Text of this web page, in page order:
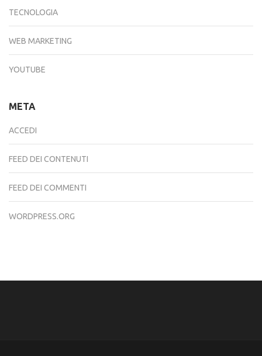
TECNOLOGIA
WEB MARKETING
YOUTUBE
META
ACCEDI
FEED DEI CONTENUTI
FEED DEI COMMENTI
WORDPRESS.ORG